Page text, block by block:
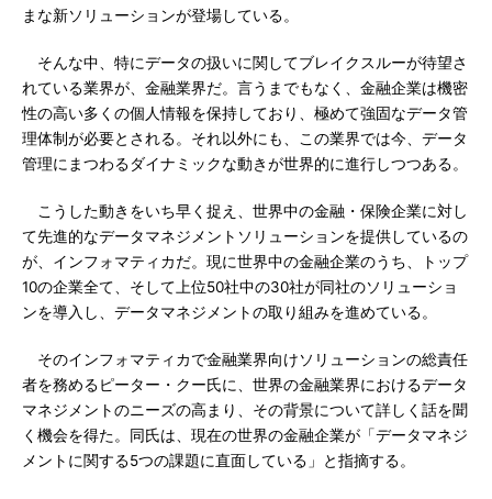
まな新ソリューションが登場している。
そんな中、特にデータの扱いに関してブレイクスルーが待望さ
れている業界が、金融業界だ。言うまでもなく、金融企業は機密
性の高い多くの個人情報を保持しており、極めて強固なデータ管
理体制が必要とされる。それ以外にも、この業界では今、データ
管理にまつわるダイナミックな動きが世界的に進行しつつある。
こうした動きをいち早く捉え、世界中の金融・保険企業に対し
て先進的なデータマネジメントソリューションを提供しているの
が、インフォマティカだ。現に世界中の金融企業のうち、トップ
10の企業全て、そして上位50社中の30社が同社のソリューショ
ンを導入し、データマネジメントの取り組みを進めている。
そのインフォマティカで金融業界向けソリューションの総責任
者を務めるピーター・クー氏に、世界の金融業界におけるデータ
マネジメントのニーズの高まり、その背景について詳しく話を聞
く機会を得た。同氏は、現在の世界の金融企業が「データマネジ
メントに関する5つの課題に直面している」と指摘する。